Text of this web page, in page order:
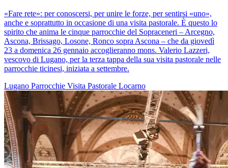
«Fare rete»: per conoscersi, per unire le forze, per sentirsi «uno»,
anche e soprattutto in occasione di una visita pastorale. È questo lo
spirito che anima le cinque parrocchie del Sopraceneri – Arcegno,
Ascona, Brissago, Losone, Ronco sopra Ascona – che da giovedì
23 a domenica 26 gennaio accoglieranno mons. Valerio Lazzeri,
vescovo di Lugano, per la terza tappa della sua visita pastorale nelle
parrocchie ticinesi, iniziata a settembre.
Lugano Parrocchie Visita Pastorale Locarno